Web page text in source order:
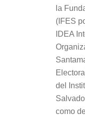
la
(IFES
IDEA
del
como